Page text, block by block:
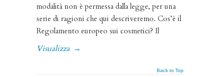
modalità non è permessa dalla legge, per una
serie di ragioni che qui descriveremo. Cos’è il
Regolamento europeo sui cosmetici? Il
Visualizza →
Back to Top